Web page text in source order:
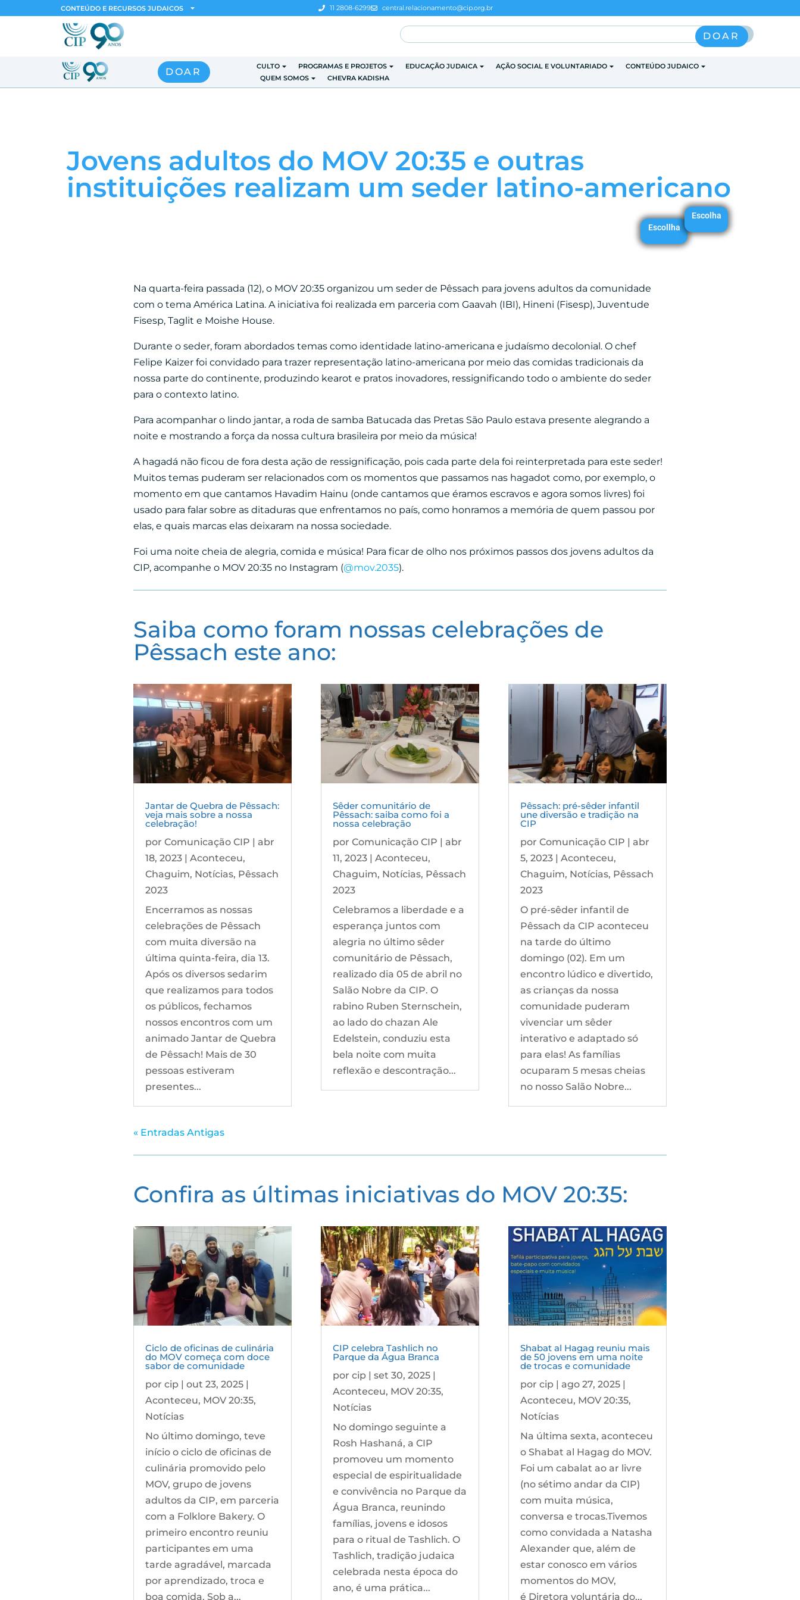
CONTEÚDO E RECURSOS JUDAICOS 11 2808-6299 central.relacionamento@cip.org.br
Pesquisar
DOAR
DOAR CULTO PROGRAMAS E PROJETOS EDUCAÇÃO JUDAICA AÇÃO SOCIAL E VOLUNTARIADO
CONTEÚDO JUDAICO
QUEM SOMOS
CHEVRA KADISHA
Jovens adultos do MOV 20:35 e outras
instituições realizam um seder latino-americano
Escollha
Escolha
Na quarta-feira passada (12), o MOV 20:35 organizou um seder de Pêssach para jovens adultos da comunidade
com o tema América Latina. A iniciativa foi realizada em parceria com Gaavah (IBI), Hineni (Fisesp), Juventude
Fisesp, Taglit e Moishe House.
Durante o seder, foram abordados temas como identidade latino-americana e judaísmo decolonial. O chef
Felipe Kaizer foi convidado para trazer representação latino-americana por meio das comidas tradicionais da
nossa parte do continente, produzindo kearot e pratos inovadores, ressignificando todo o ambiente do seder
para o contexto latino.
Para acompanhar o lindo jantar, a roda de samba Batucada das Pretas São Paulo estava presente alegrando a
noite e mostrando a força da nossa cultura brasileira por meio da música!
A hagadá não ficou de fora desta ação de ressignificação, pois cada parte dela foi reinterpretada para este seder!
Muitos temas puderam ser relacionados com os momentos que passamos nas hagadot como, por exemplo, o
momento em que cantamos Havadim Hainu (onde cantamos que éramos escravos e agora somos livres) foi
usado para falar sobre as ditaduras que enfrentamos no país, como honramos a memória de quem passou por
elas, e quais marcas elas deixaram na nossa sociedade.
Foi uma noite cheia de alegria, comida e música! Para ficar de olho nos próximos passos dos jovens adultos da
CIP, acompanhe o MOV 20:35 no Instagram (@mov.2035).
Saiba como foram nossas celebrações de
Pêssach este ano:
Jantar de Quebra de Pêssach:
veja mais sobre a nossa
celebração!
por Comunicação CIP | abr
18, 2023 | Aconteceu,
Chaguim, Notícias, Pêssach
2023
Encerramos as nossas
celebrações de Pêssach
com muita diversão na
última quinta-feira, dia 13.
Após os diversos sedarim
que realizamos para todos
os públicos, fechamos
nossos encontros com um
animado Jantar de Quebra
de Pêssach! Mais de 30
pessoas estiveram
presentes...
Sêder comunitário de
Pêssach: saiba como foi a
nossa celebração
porComunicação CIP |abr
11, 2023 |Aconteceu,
Chaguim, Notícias, Pêssach
2023
Celebramos a liberdade e a
esperança juntos com
alegria no último sêder
comunitário de Pêssach,
realizado dia 05 de abril no
Salão Nobre da CIP. O
rabino Ruben Sternschein,
ao lado do chazan Ale
Edelstein, conduziu esta
bela noite com muita
reflexão e descontração...
Pêssach: pré-sêder infantil
une diversão e tradição na
CIP
porComunicação CIP |abr
5, 2023 |Aconteceu,
Chaguim, Notícias, Pêssach
2023
O pré-sêder infantil de
Pêssach da CIP aconteceu
na tarde do último
domingo (02). Em um
encontro lúdico e divertido,
as crianças da nossa
comunidade puderam
vivenciar um sêder
interativo e adaptado só
para elas! As famílias
ocuparam 5 mesas cheias
no nosso Salão Nobre...
« Entradas Antigas
Confira as últimas iniciativas do MOV 20:35:
Ciclo de oficinas de culinária
do MOV começa com doce
sabor de comunidade
por cip | out 23, 2025 |
Aconteceu, MOV 20:35,
Notícias
No último domingo, teve
início o ciclo de oficinas de
culinária promovido pelo
MOV, grupo de jovens
adultos da CIP, em parceria
com a Folklore Bakery. O
primeiro encontro reuniu
participantes em uma
tarde agradável, marcada
por aprendizado, troca e
boa comida. Sob a...
CIP celebra Tashlich no
Parque da Água Branca
porcip |set 30, 2025 |
Aconteceu, MOV 20:35,
Notícias
No domingo seguinte a
Rosh Hashaná, a CIP
promoveu um momento
especial de espiritualidade
e convivência no Parque da
Água Branca, reunindo
famílias, jovens e idosos
para o ritual de Tashlich. O
Tashlich, tradição judaica
celebrada nesta época do
ano, é uma prática...
Shabat al Hagag reuniu mais
de 50 jovens em uma noite
de trocas e comunidade
porcip |ago 27, 2025 |
Aconteceu, MOV 20:35,
Notícias
Na última sexta, aconteceu
o Shabat al Hagag do MOV.
Foi um cabalat ao ar livre
(no sétimo andar da CIP)
com muita música,
conversa e trocas.Tivemos
como convidada a Natasha
Alexander que, além de
estar conosco em vários
momentos do MOV,
é Diretora voluntária do...